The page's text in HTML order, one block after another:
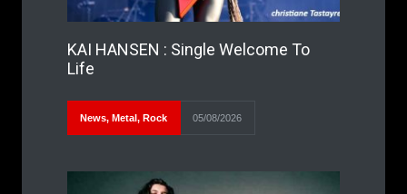
KAI HANSEN : Single Welcome To
Life
News, Metal, Rock 05/08/2026